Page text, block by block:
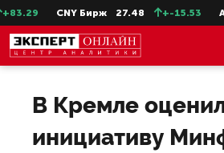
CNY Бирж 27.48 +-15.53
В Кремле
инициативу